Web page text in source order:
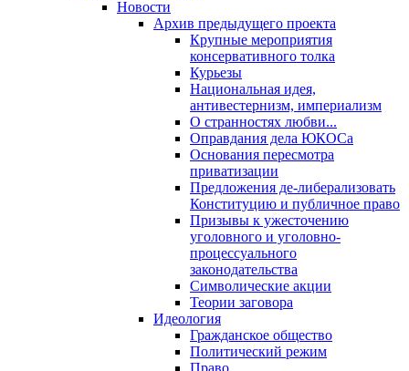
Новости
Архив предыдущего проекта
Крупные мероприятия
консервативного толка
Курьезы
Национальная идея,
антивестернизм, империализм
О странностях любви...
Оправдания дела ЮКОСа
Основания пересмотра
приватизации
Предложения де-либерализовать
Конституцию и публичное право
Призывы к ужесточению
уголовного и уголовно-
процессуального
законодательства
Символические акции
Теории заговора
Идеология
Гражданское общество
Политический режим
Право